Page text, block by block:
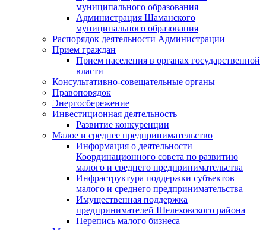
муниципального образования
Администрация Шаманского
муниципального образования
Распорядок деятельности Администрации
Прием граждан
Прием населения в органах государственной
власти
Консультативно-совещательные органы
Правопорядок
Энергосбережение
Инвестиционная деятельность
Развитие конкуренции
Малое и среднее предпринимательство
Информация о деятельности
Координационного совета по развитию
малого и среднего предпринимательства
Инфраструктура поддержки субъектов
малого и среднего предпринимательства
Имущественная поддержка
предпринимателей Шелеховского района
Перепись малого бизнеса